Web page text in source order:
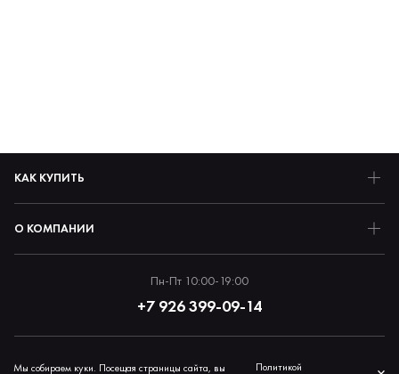
КАК КУПИТЬ
О КОМПАНИИ
Пн-Пт 10:00-19:00
+7 926 399-09-14
Политика обработки персональных данных
Мы собираем куки. Посещая страницы сайта, вы
Политикой